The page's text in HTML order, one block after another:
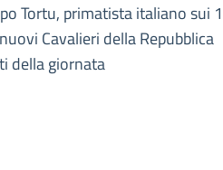
Tortu, primatista italiano sui
Cavalieri della Repubblica
della giornata